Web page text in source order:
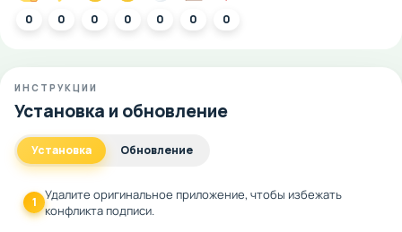
0 0 0 0 0 0 0
ИНСТРУКЦИИ
Установка и обновление
Установка Обновление
1 Удалите оригинальное приложение, чтобы избежать
конфликта подписи.